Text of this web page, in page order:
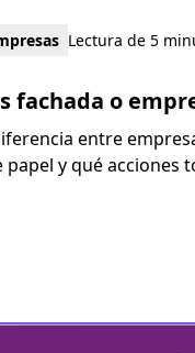
Lectura de 5
fachada o
entre
papel y qué acciones